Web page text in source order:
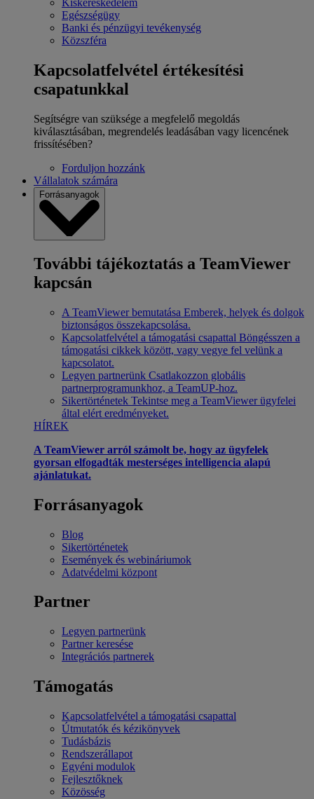
Kiskereskedelem
Egészségügy
Banki és pénzügyi tevékenység
Közszféra
Kapcsolatfelvétel értékesítési
csapatunkkal
Segítségre van szüksége a megfelelő megoldás
kiválasztásában, megrendelés leadásában vagy licencének
frissítésében?
Forduljon hozzánk
Vállalatok számára
Forrásanyagok
További tájékoztatás a TeamViewer
kapcsán
A TeamViewer bemutatása Emberek, helyek és dolgok
biztonságos összekapcsolása.
Kapcsolatfelvétel a támogatási csapattal Böngésszen a
támogatási cikkek között, vagy vegye fel velünk a
kapcsolatot.
Legyen partnerünk Csatlakozzon globális
partnerprogramunkhoz, a TeamUP-hoz.
Sikertörténetek Tekintse meg a TeamViewer ügyfelei
által elért eredményeket.
HÍREK
A TeamViewer arról számolt be, hogy az ügyfelek
gyorsan elfogadták mesterséges intelligencia alapú
ajánlatukat.
Forrásanyagok
Blog
Sikertörténetek
Események és webináriumok
Adatvédelmi központ
Partner
Legyen partnerünk
Partner keresése
Integrációs partnerek
Támogatás
Kapcsolatfelvétel a támogatási csapattal
Útmutatók és kézikönyvek
Tudásbázis
Rendszerállapot
Egyéni modulok
Fejlesztőknek
Közösség